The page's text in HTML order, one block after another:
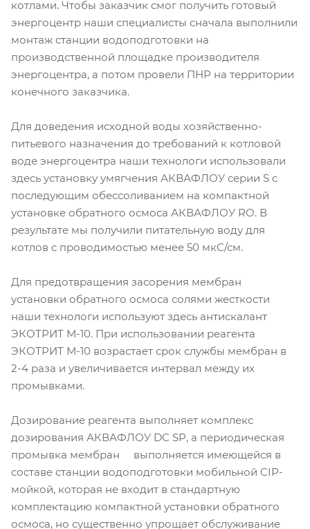
котлами. Чтобы заказчик смог получить готовый
энергоцентр наши специалисты сначала выполнили
монтаж станции водоподготовки на
производственной площадке производителя
энергоцентра, а потом провели ПНР на территории
конечного заказчика.
Для доведения исходной воды хозяйственно-
питьевого назначения до требований к котловой
воде энергоцентра наши технологи использовали
здесь установку умягчения АКВАФЛОУ серии S с
последующим обессоливанием на компактной
установке обратного осмоса АКВАФЛОУ RO. В
результате мы получили питательную воду для
котлов с проводимостью менее 50 мкС/см.
Для предотвращения засорения мембран
установки обратного осмоса солями жесткости
наши технологи используют здесь антискалант
ЭКОТРИТ М-10. При использовании реагента
ЭКОТРИТ М-10 возрастает срок службы мембран в
2-4 раза и увеличивается интервал между их
промывками.
Дозирование реагента выполняет комплекс
дозирования АКВАФЛОУ DC SP, а периодическая
промывка мембран выполняется имеющейся в
составе станции водоподготовки мобильной CIP-
мойкой, которая не входит в стандартную
комплектацию компактной установки обратного
осмоса, но существенно упрощает обслуживание